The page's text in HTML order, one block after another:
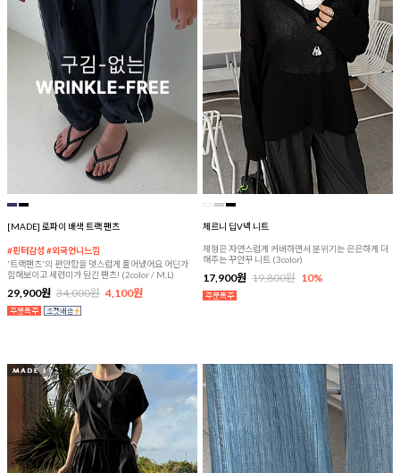
[MADE] 로파이 배색 트랙 팬츠
#핀터감성 #외국언니느낌
'트랙팬츠'의 편안함을 멋스럽게 풀어냈어요 어딘가
힙해보이고 세련미가 담긴 팬츠! (2color / M,L)
29,900원 34,000원 4,100원
체르니 딥V넥 니트
체형은 자연스럽게 커버하면서 분위기는 은은하게 더
해주는 꾸안꾸 니트 (3color)
17,900원 19,800원 10%